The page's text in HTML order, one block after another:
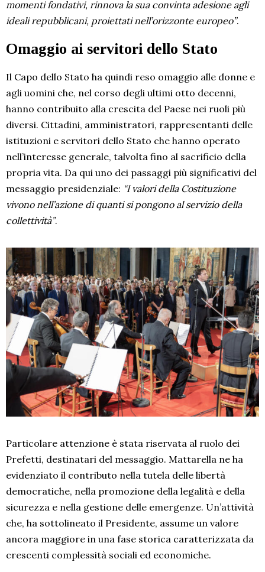
momenti fondativi, rinnova la sua convinta adesione agli
ideali repubblicani, proiettati nell’orizzonte europeo”.
Omaggio ai servitori dello Stato
Il Capo dello Stato ha quindi reso omaggio alle donne e
agli uomini che, nel corso degli ultimi otto decenni,
hanno contribuito alla crescita del Paese nei ruoli più
diversi. Cittadini, amministratori, rappresentanti delle
istituzioni e servitori dello Stato che hanno operato
nell’interesse generale, talvolta fino al sacrificio della
propria vita. Da qui uno dei passaggi più significativi del
messaggio presidenziale: “I valori della Costituzione
vivono nell’azione di quanti si pongono al servizio della
collettività”.
Particolare attenzione è stata riservata al ruolo dei
Prefetti, destinatari del messaggio. Mattarella ne ha
evidenziato il contributo nella tutela delle libertà
democratiche, nella promozione della legalità e della
sicurezza e nella gestione delle emergenze. Un’attività
che, ha sottolineato il Presidente, assume un valore
ancora maggiore in una fase storica caratterizzata da
crescenti complessità sociali ed economiche.